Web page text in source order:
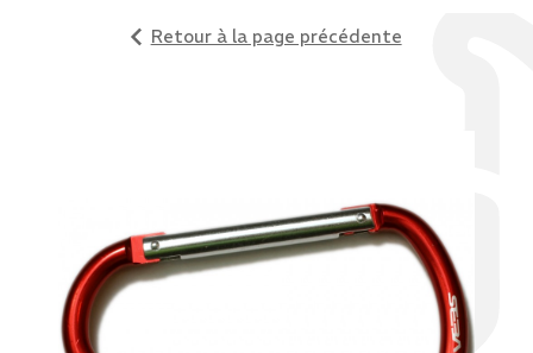
Retour à la page précédente